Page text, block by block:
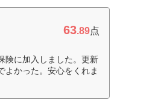
63.89点
険に加入しました。更新
よかった。安心をくれま